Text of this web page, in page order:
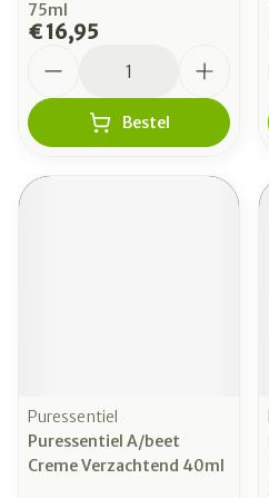
75ml
€ 16,95
Bestel
Puressentiel
Puressentiel A/beet
Creme Verzachtend 40ml